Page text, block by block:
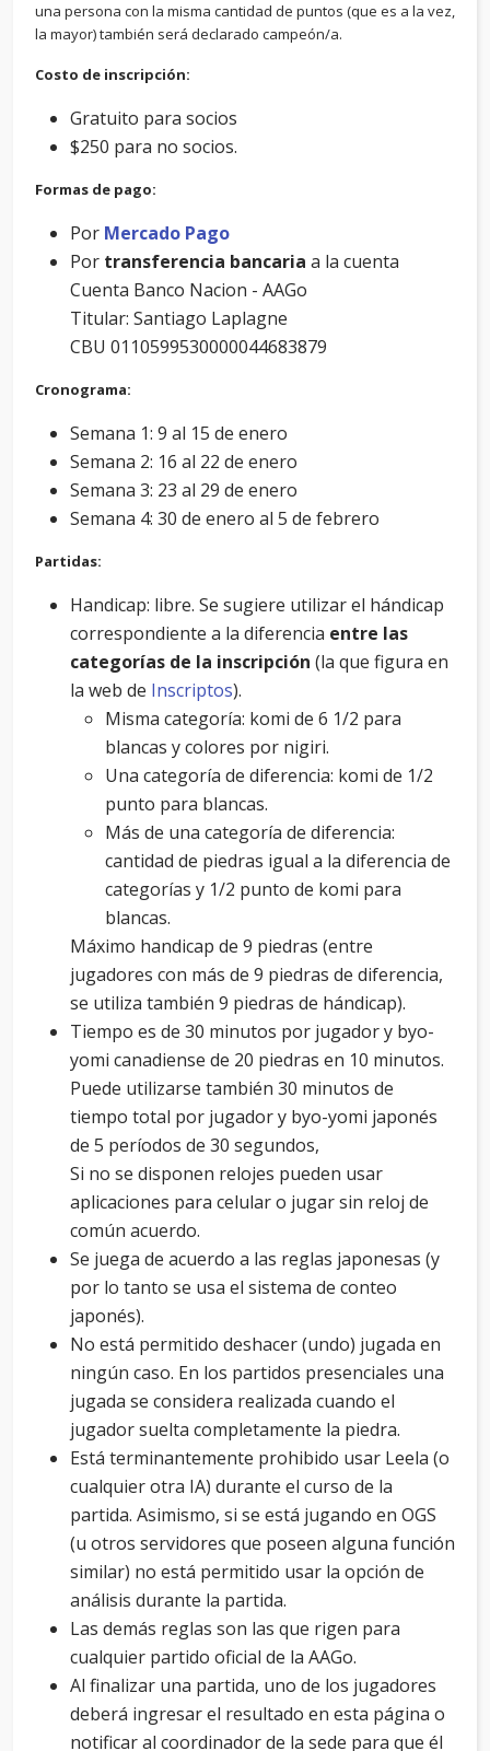
una persona con la misma cantidad de puntos (que es a la vez,
la mayor) también será declarado campeón/a.
Costo de inscripción:
Gratuito para socios
$250 para no socios.
Formas de pago:
Por Mercado Pago
Por transferencia bancaria a la cuenta
Cuenta Banco Nacion - AAGo
Titular: Santiago Laplagne
CBU 0110599530000044683879
Cronograma:
Semana 1: 9 al 15 de enero
Semana 2: 16 al 22 de enero
Semana 3: 23 al 29 de enero
Semana 4: 30 de enero al 5 de febrero
Partidas:
Handicap: libre. Se sugiere utilizar el hándicap
correspondiente a la diferencia entre las
categorías de la inscripción (la que figura en
la web de Inscriptos).
Misma categoría: komi de 6 1/2 para
blancas y colores por nigiri.
Una categoría de diferencia: komi de 1/2
punto para blancas.
Más de una categoría de diferencia:
cantidad de piedras igual a la diferencia de
categorías y 1/2 punto de komi para
blancas.
Máximo handicap de 9 piedras (entre
jugadores con más de 9 piedras de diferencia,
se utiliza también 9 piedras de hándicap).
Tiempo es de 30 minutos por jugador y byo-
yomi canadiense de 20 piedras en 10 minutos.
Puede utilizarse también 30 minutos de
tiempo total por jugador y byo-yomi japonés
de 5 períodos de 30 segundos,
Si no se disponen relojes pueden usar
aplicaciones para celular o jugar sin reloj de
común acuerdo.
Se juega de acuerdo a las reglas japonesas (y
por lo tanto se usa el sistema de conteo
japonés).
No está permitido deshacer (undo) jugada en
ningún caso. En los partidos presenciales una
jugada se considera realizada cuando el
jugador suelta completamente la piedra.
Está terminantemente prohibido usar Leela (o
cualquier otra IA) durante el curso de la
partida. Asimismo, si se está jugando en OGS
(u otros servidores que poseen alguna función
similar) no está permitido usar la opción de
análisis durante la partida.
Las demás reglas son las que rigen para
cualquier partido oficial de la AAGo.
Al finalizar una partida, uno de los jugadores
deberá ingresar el resultado en esta página o
notificar al coordinador de la sede para que él